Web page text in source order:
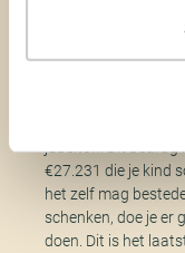
Is het slim
schenken?
€27.231 die je kind
het zelf mag
schenken, doe je er
doen. Dit is het